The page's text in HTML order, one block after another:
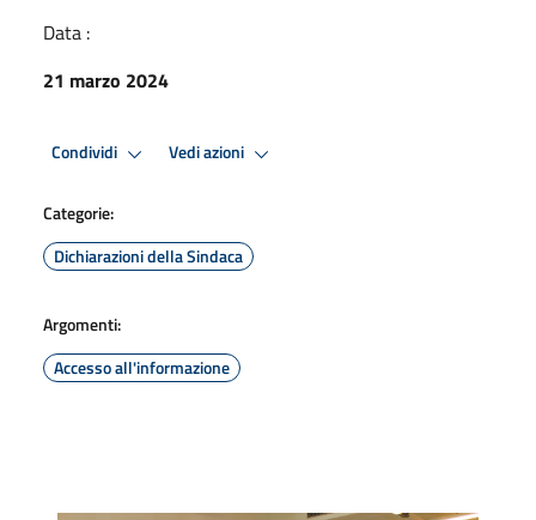
Data :
21 marzo 2024
Condividi Vedi azioni
Categorie:
Dichiarazioni della Sindaca
Argomenti:
Accesso all'informazione